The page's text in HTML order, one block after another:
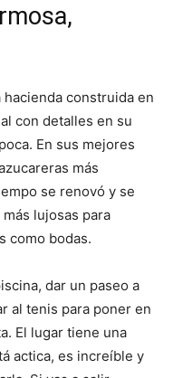
construida en
con detalles en su
En sus mejores
más
se renovó y se
lujosas para
como bodas.
dar un paseo a
al tenis para poner en
El lugar tiene una
actica, es increíble y